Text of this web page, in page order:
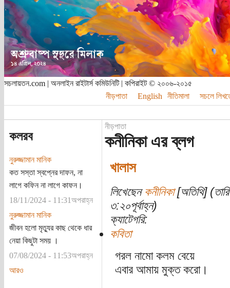
সচলায়তন.com | অনলাইন রাইটার্স কমিউনিটি | কপিরাইট © ২০০৬-২০১৫
নীড়পাতা
English নীতিমালা সচলে
কলরব
নুরুজ্জামান মানিক
কত সস্তা স্বপ্নের দাফন, না
লাগে কফিন না লাগে কাফন।
18/11/2024 - 11:31অপরাহ্ন
নুরুজ্জামান মানিক
জীবন হলো মৃত্যুর কাছ থেকে ধার
নেয়া কিছুটা সময় ।
07/08/2024 - 11:53অপরাহ্ন
আরও
নীড়পাতা
কনীনিকা এর ব্লগ
খালাস
লিখেছেন কনীনিকা[অতিথি]
৩:২০পূর্বাহ্ন)
ক্যাটেগরি:
কবিতা
গরল নামো কলম বেয়ে
এবার আমায় মুক্ত করো।